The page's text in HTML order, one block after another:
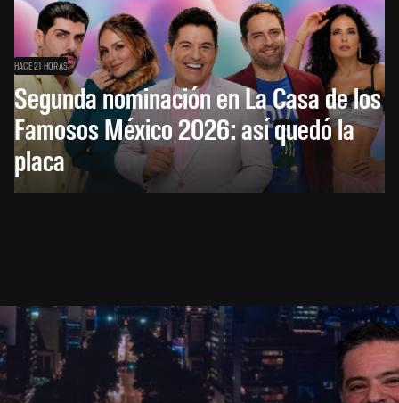
HACE 21 HORAS
Segunda nominación en La Casa de los
Famosos México 2026: así quedó la
placa